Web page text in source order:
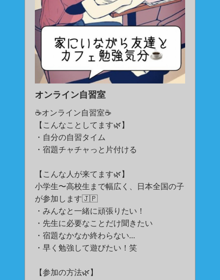
オンライン自習室
☕️オンライン自習室☕️
【こんなことしてます🌿】
・自分の自習タイム
・宿題チャチャっと片付ける
【こんな人が来てます🌿】
小学生〜高校生まで幅広く、日本全国の子
が参加します🇯🇵
・みんなと一緒に頑張りたい！
・先生に必要なことだけ聞きたい
・宿題なかなか終わらない…
・早く勉強して遊びたい！笑
【参加の方法🌿】